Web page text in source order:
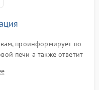
проинформирует по
печи а также ответит